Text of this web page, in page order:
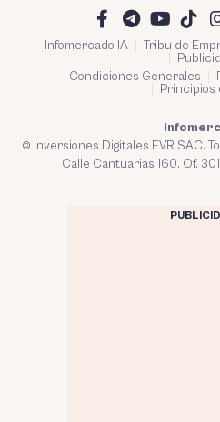
Infomercado IA Tribu de
Condiciones Generales
Principios
© Inversiones Digitales FVR SAC.
Calle Cantuarias 160. Of.